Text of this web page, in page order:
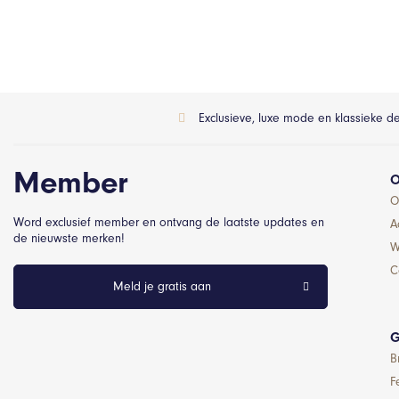
Exclusieve, luxe mode en klassieke
Member
Word exclusief member en ontvang de laatste updates en
de nieuwste merken!
Meld je gratis aan